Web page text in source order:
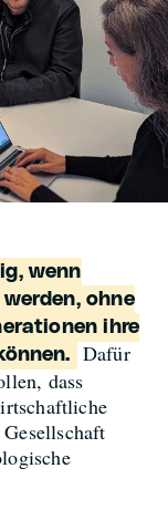
wenn
ohne
ihre
Dafür
dass